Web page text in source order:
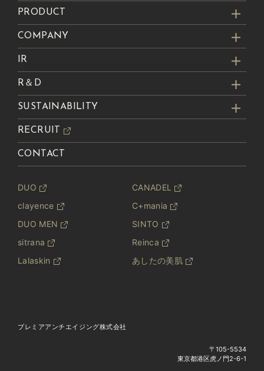
PRODUCT
COMPANY
IR
R＆D
SUSTAINABILITY
RECRUIT
CONTACT
DUO
CANADEL
clayence
C+mania
DUO MEN
SINTO
sitrana
Reinca
Lalaskin
あしたの美肌
プレミアアンチエイジング株式会社
〒105-5534
東京都港区虎ノ門2-6-1